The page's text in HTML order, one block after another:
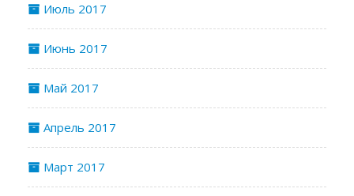
Июль 2017
Июнь 2017
Май 2017
Апрель 2017
Март 2017